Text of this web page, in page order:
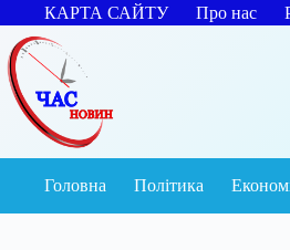
Перейти
до
вмісту
КАРТА САЙТУ Про нас
Головна Політика